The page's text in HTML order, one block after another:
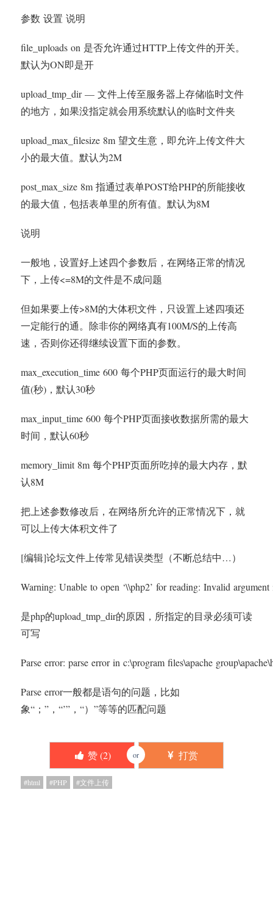
参数 设置 说明
file_uploads on 是否允许通过HTTP上传文件的开关。
默认为ON即是开
upload_tmp_dir — 文件上传至服务器上存储临时文件
的地方，如果没指定就会用系统默认的临时文件夹
upload_max_filesize 8m 望文生意，即允许上传文件大
小的最大值。默认为2M
post_max_size 8m 指通过表单POST给PHP的所能接收
的最大值，包括表单里的所有值。默认为8M
说明
一般地，设置好上述四个参数后，在网络正常的情况
下，上传<=8M的文件是不成问题
但如果要上传>8M的大体积文件，只设置上述四项还
一定能行的通。除非你的网络真有100M/S的上传高
速，否则你还得继续设置下面的参数。
max_execution_time 600 每个PHP页面运行的最大时间
值(秒)，默认30秒
max_input_time 600 每个PHP页面接收数据所需的最大
时间，默认60秒
memory_limit 8m 每个PHP页面所吃掉的最大内存，默
认8M
把上述参数修改后，在网络所允许的正常情况下，就
可以上传大体积文件了
[编辑]论坛文件上传常见错误类型（不断总结中…）
Warning: Unable to open ‘\\php2’ for reading: Invalid
是php的upload_tmp_dir的原因，所指定的目录必须可读
可写
Parse error: parse error in c:\program files\apache
Parse error一般都是语句的问题，比如
象“；”，“’”，“）”等等的匹配问题
赞 (2) or 打赏
html PHP 文件上传